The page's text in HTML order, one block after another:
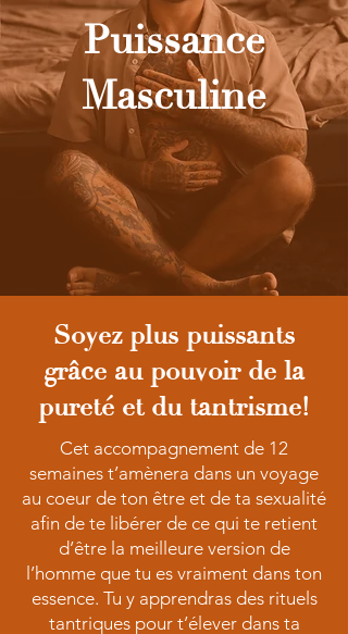
Puissance
Masculine
Soyez plus puissants
grâce au pouvoir de la
pureté et du tantrisme!
Cet accompagnement de 12
semaines t’amènera dans un voyage
au coeur de ton être et de ta sexualité
afin de te libérer de ce qui te retient
d’être la meilleure version de
l’homme que tu es vraiment dans ton
essence. Tu y apprendras des rituels
tantriques pour t’élever dans ta